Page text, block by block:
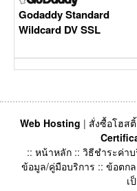
Godaddy Standard
Wildcard DV SSL
Web Hosting | สั่งซื้อโฮสติ้
:: หน้าหลัก :: วิธีชำระค่าบ
ข้อมูล/คู่มือบริการ :: ข้อตก
เ